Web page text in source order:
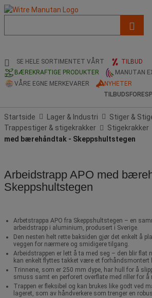
og
søkehistorikk
SE HELE SORTIMENTET VÅRT
TILBUD
BÆREKRAFTIGE PRODUKTER
MANUTAN
VÅRE EGNE MERKEVARER
NYHETER
Startside Lager & Industri
Stiger &
Trappestiger & stigekrakker
Stigekrakker
med bærehåndtak - Skeppshultstegen
Arbeidstrapp APO med
Skeppshultstegen
Arbetstrappa APO fra Skeppshultstegen – en
arbeidstrapp i aluminium, produsert i Sverige.
Den nesten helt rette baksiden gjør det enkelt å
veggen for nærmere og smidigere tilgang.
Arbeidstrappen er lett å ta med seg – den blir flat
kan enkelt flyttes takket være et forhåndsmontert
Trinnene, som er 250 mm dype, har hull for å
smuss samt en perforert overflate med riller for å
Trappen er fleksibel og kan brukes like godt ved
lageret, som av håndverkere som trenger en